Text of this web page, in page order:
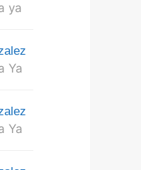
ya
Ya
Ya